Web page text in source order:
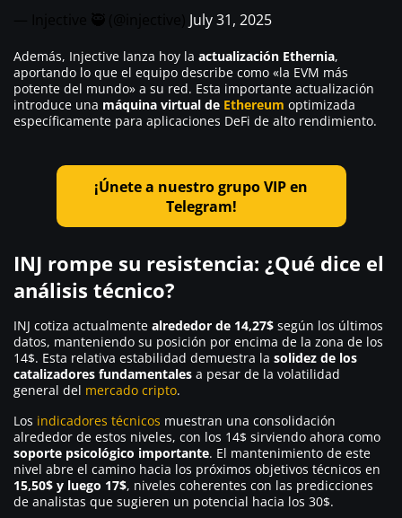
July 31, 2025
Además, Injective lanza hoy la actualización Ethernia,
aportando lo que el equipo describe como «la EVM más
potente del mundo» a su red. Esta importante actualización
introduce una máquina virtual de Ethereum optimizada
específicamente para aplicaciones DeFi de alto rendimiento.
¡Únete a nuestro grupo VIP en
Telegram!
INJ rompe su resistencia: ¿Qué dice el
análisis técnico?
INJ cotiza actualmente alrededor de 14,27$ según los últimos
datos, manteniendo su posición por encima de la zona de los
14$. Esta relativa estabilidad demuestra la solidez de los
catalizadores fundamentales a pesar de la volatilidad
general del mercado cripto.
Los indicadores técnicos muestran una consolidación
alrededor de estos niveles, con los 14$ sirviendo ahora como
soporte psicológico importante. El mantenimiento de este
nivel abre el camino hacia los próximos objetivos técnicos en
15,50$ y luego 17$, niveles coherentes con las predicciones
de analistas que sugieren un potencial hacia los 30$.